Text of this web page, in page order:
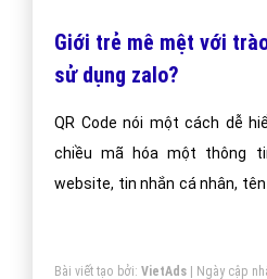
Giới trẻ mê mệt với
sử dụng zalo?
QR Code nói một cách dễ
chiều mã hóa một thông
website, tin nhắn cá nhân,
Bài viết tạo bởi: VietAds| Ngày cập